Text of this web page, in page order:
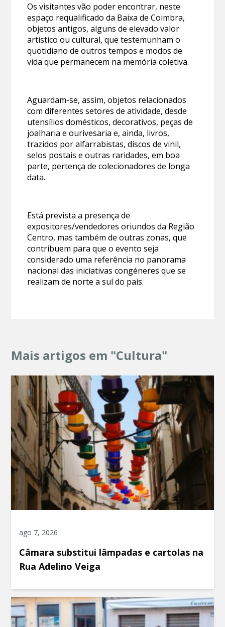
Os visitantes vão poder encontrar, neste
espaço requalificado da Baixa de Coimbra,
objetos antigos, alguns de elevado valor
artístico ou cultural, que testemunham o
quotidiano de outros tempos e modos de
vida que permanecem na memória coletiva.
Aguardam-se, assim, objetos relacionados
com diferentes setores de atividade, desde
utensílios domésticos, decorativos, peças de
joalharia e ourivesaria e, ainda, livros,
trazidos por alfarrabistas, discos de vinil,
selos postais e outras raridades, em boa
parte, pertença de colecionadores de longa
data.
Está prevista a presença de
expositores/vendedores oriundos da Região
Centro, mas também de outras zonas, que
contribuem para que o evento seja
considerado uma referência no panorama
nacional das iniciativas congéneres que se
realizam de norte a sul do país.
Mais artigos em "Cultura"
ago 7, 2026
Câmara substitui lâmpadas e cartolas na
Rua Adelino Veiga